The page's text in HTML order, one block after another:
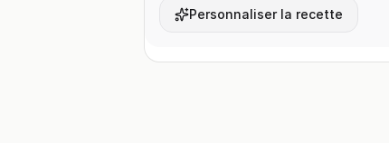
Personnaliser la recette